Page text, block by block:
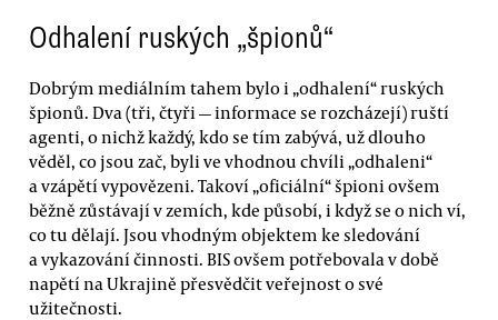
Odhalení ruských „špionů“
Dobrým mediálním tahem bylo i „odhalení“ ruských
špionů. Dva (tři, čtyři — informace se rozcházejí) ruští
agenti, o nichž každý, kdo se tím zabývá, už dlouho
věděl, co jsou zač, byli ve vhodnou chvíli „odhaleni“
a vzápětí vypovězeni. Takoví „oficiální“ špioni ovšem
běžně zůstávají v zemích, kde působí, i když se o nich ví,
co tu dělají. Jsou vhodným objektem ke sledování
a vykazování činnosti. BIS ovšem potřebovala v době
napětí na Ukrajině přesvědčit veřejnost o své
užitečnosti.